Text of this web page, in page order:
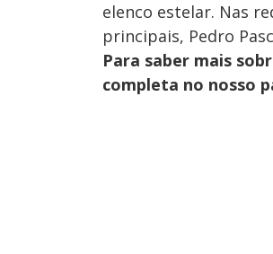
elenco estelar. Nas
principais, Pedro
Para saber mais
completa no nosso